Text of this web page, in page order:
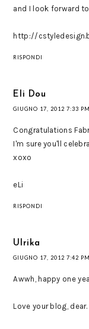
and I look forward
http://
RISPONDI
Eli Dou
GIUGNO 17, 2012 7:33 PM
Congratulations
I'm sure you'll
xoxo
eLi
RISPONDI
Ulrika
GIUGNO 17, 2012 7:42 PM
Awwh, happy one
Love your blog, dear.